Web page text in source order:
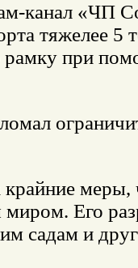
канал «ЧП
тяжелее
при
меры,
Его
садам и